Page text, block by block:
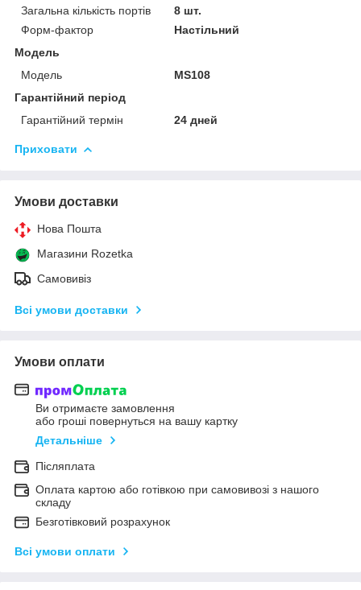
Загальна кількість портів
8 шт.
Форм-фактор
Настільний
Модель
Модель
MS108
Гарантійний період
Гарантійний термін
24 дней
Приховати
Умови доставки
Нова Пошта
Магазини Rozetka
Самовивіз
Всі умови доставки
Умови оплати
Ви отримаєте замовлення
або гроші повернуться на вашу картку
Детальніше
Післяплата
Оплата картою або готівкою при самовивозі з нашого
складу
Безготівковий розрахунок
Всі умови оплати